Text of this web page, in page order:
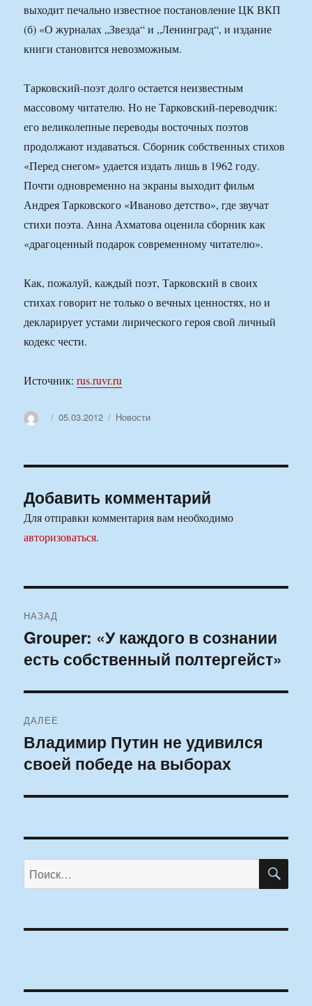
выходит печально известное постановление ЦК ВКП
(б) «О журналах „Звезда“ и „Ленинград“, и издание
книги становится невозможным.
Тарковский-поэт долго остается неизвестным
массовому читателю. Но не Тарковский-переводчик:
его великолепные переводы восточных поэтов
продолжают издаваться. Сборник собственных стихов
«Перед снегом» удается издать лишь в 1962 году.
Почти одновременно на экраны выходит фильм
Андрея Тарковского «Иваново детство», где звучат
стихи поэта. Анна Ахматова оценила сборник как
«драгоценный подарок современному читателю».
Как, пожалуй, каждый поэт, Тарковский в своих
стихах говорит не только о вечных ценностях, но и
декларирует устами лирического героя свой личный
кодекс чести.
Источник:rus.ruvr.ru
АвторОпубликовано
05.03.2012 Рубрики
Новости
Добавить комментарий
Для отправки комментария вам необходимо
авторизоваться.
по
записям
НАЗАД
Предыдущая
запись:
Grouper: «У каждого в сознании
есть собственный полтергейст»
ДАЛЕЕ
Следующая
запись:
Владимир Путин не удивился
своей победе на выборах
Искать: